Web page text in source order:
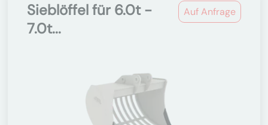
Auf Anfrage
Sieblöffel für 6.0t -
7.0t...